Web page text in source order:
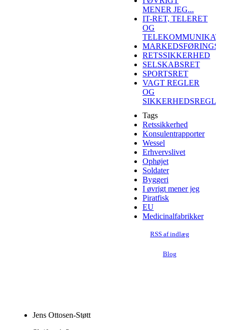
MENER JEG...
IT-RET, TELERET
OG
RETSSIKKERHED
SELSKABSRET
SPORTSRET
VAGT REGLER
OG
SIKKERHEDSREGLER
Tags
Retssikkerhed
Konsulentrapporter
Wessel
Erhvervslivet
Ophøjet
Soldater
Byggeri
I øvrigt mener jeg
Piratfisk
EU
Medicinalfabrikker
RSS af indlæg
Blog
Jens Ottosen-Støtt